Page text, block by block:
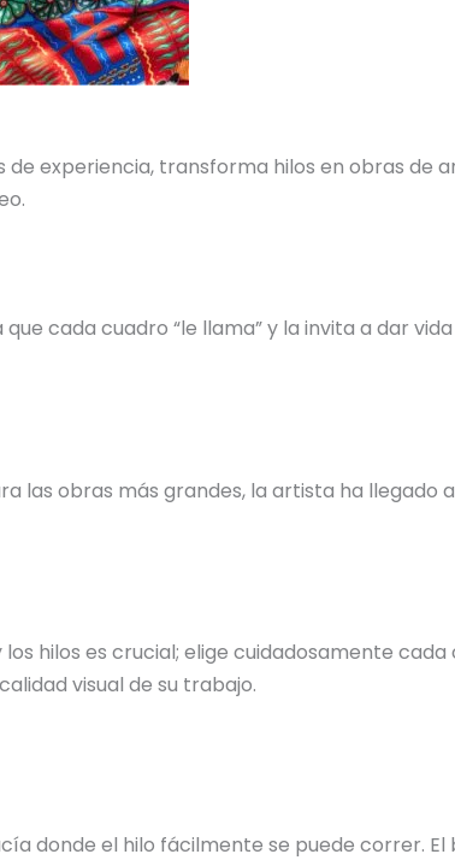
experiencia, transforma hilos en obras de
cada cuadro “le llama” y la invita a dar
obras más grandes, la artista ha llegado
hilos es crucial; elige cuidadosamente
visual de su trabajo.
donde el hilo fácilmente se puede correr.